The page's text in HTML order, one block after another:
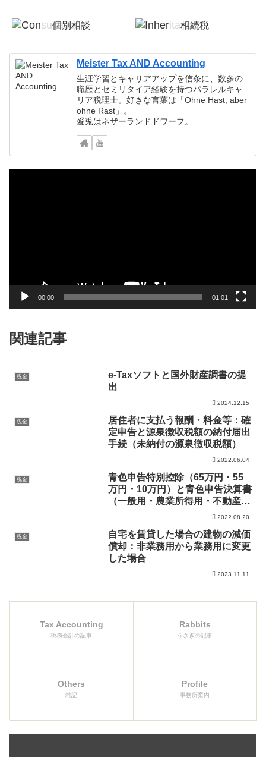
個別相談
相続税
Meister Tax AND Accounting
生涯学習とキャリアアップを信条に、数多の
職歴とセミリタイア経験を持つパラレルキャ
リア税理士。好きな言葉は「Ohne Hast, aber
ohne Rast」。
愛兎はネザーランドドワーフ。
00:00 01:01
関連記事
税金
e-Taxソフトと国外財産調書の提
出
2024.12.15
税金
居住者に支払う報酬・料金等：確
定申告と源泉徴収税額の納付届出
手続（未納付の源泉徴収税額）
2022.06.04
税金
青色申告特別控除（65万円・55
万円・10万円）と青色申告決算書
（一般用・農業所得用・不動産所
得用・現金主義用）：Yes/No判
2022.08.20
税金
自宅を賃貸した場合の建物の減価
償却：非業務用から業務用に変更
した場合
2023.11.11
Tax Accounting
税務会計の記事
Rabbits
うさぎの記事
Others
雑記
Profile
事務所案内